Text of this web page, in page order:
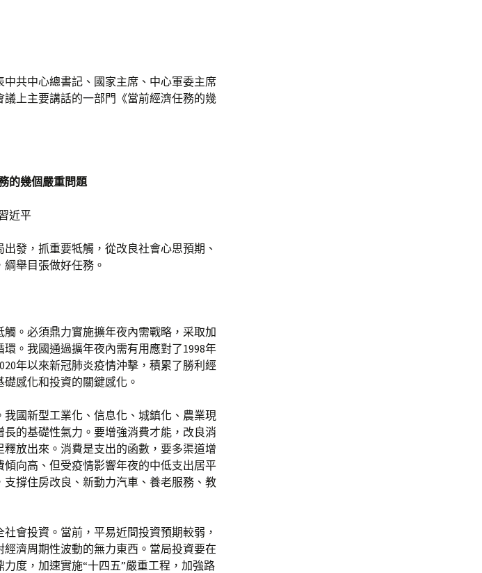
共中心總書記、國家主席、中心軍委主席
議上主要講話的一部門《當前經濟任務的幾
的幾個嚴重問題
近平
發，抓重要牴觸，從改良社會心思預期、
舉目張做好任務。
。必須鼎力實施擴年夜內需戰略，采取加
。我國通過擴年夜內需有用應對了1998年
年以來新冠肺炎疫情沖擊，積累了勝利經
感化和投資的關鍵感化。
國新型工業化、信息化、城鎮化、農業現
的基礎性氣力。要增強消費才能，改良消
放出來。消費是支出的函數，要多渠道增
向高、但受疫情影響年夜的中低支出居平
撐住房改良、新動力汽車、養老服務、教
會投資。當前，平易近間投資預期較弱，
濟周期性波動的無力東西。當局投資要在
度，加速實施“十四五”嚴重工程，加強路